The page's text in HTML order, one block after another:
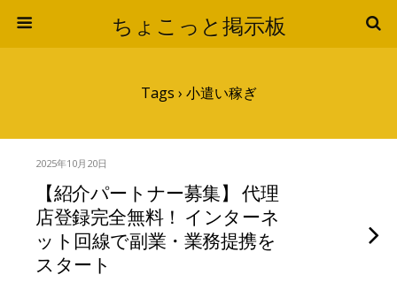
ちょこっと掲示板
Tags › 小遣い稼ぎ
2025年10月20日
【紹介パートナー募集】 代理
店登録完全無料！ インターネ
ット回線で副業・業務提携を
スタート